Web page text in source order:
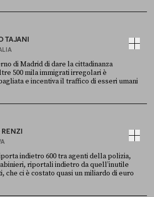
TAJANI
di Madrid di dare la cittadinanza
500 mila immigrati irregolari è
e incentiva il traffico di esseri umani
indietro 600 tra agenti della polizia,
riportali indietro da quell’inutile
che ci è costato quasi un miliardo di euro